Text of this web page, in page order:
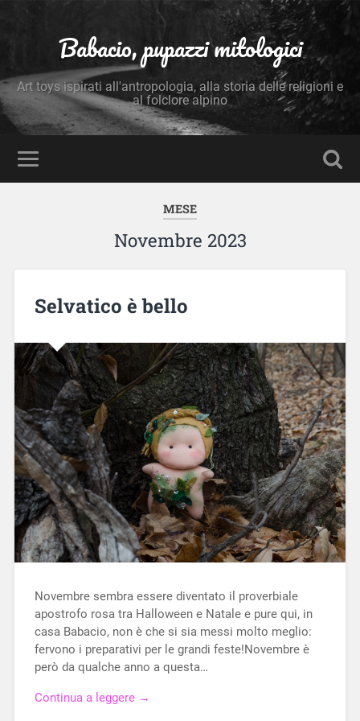
Babacio, pupazzi mitologici
Art toys ispirati all'antropologia, alla storia delle religioni e
al folclore alpino
MESE
Novembre 2023
Selvatico è bello
Novembre sembra essere diventato il proverbiale
apostrofo rosa tra Halloween e Natale e pure qui, in
casa Babacio, non è che si sia messi molto meglio:
fervono i preparativi per le grandi feste!Novembre è
però da qualche anno a questa…
Continua a leggere →